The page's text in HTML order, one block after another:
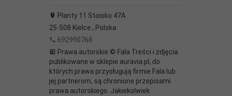
Planty 11 Stoisko 47A
25-508 Kielce , Polska
692990768
Prawa autorskie © Fala Treści i zdjęcia
publikowane w sklepie auravia.pl, do
których prawa przysługują firmie Fala lub
jej partnerom, są chronione przepisami
prawa autorskiego. Jakiekolwiek